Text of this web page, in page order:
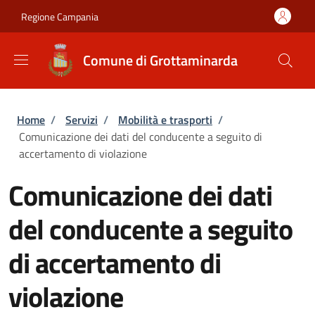
Regione Campania
Comune di Grottaminarda
Briciole di pane
Home / Servizi / Mobilità e trasporti /
Comunicazione dei dati del conducente a seguito di
accertamento di violazione
Comunicazione dei dati
del conducente a seguito
di accertamento di
violazione